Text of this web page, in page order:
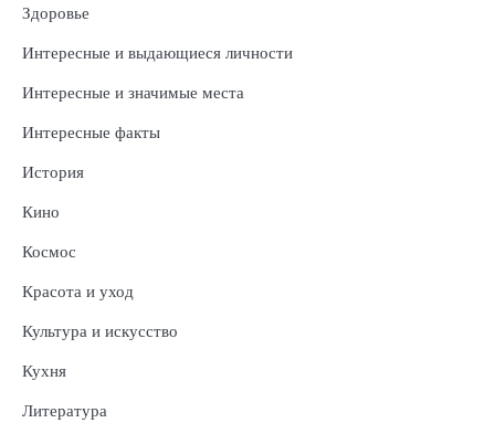
Здоровье
Интересные и выдающиеся личности
Интересные и значимые места
Интересные факты
История
Кино
Космос
Красота и уход
Культура и искусство
Кухня
Литература